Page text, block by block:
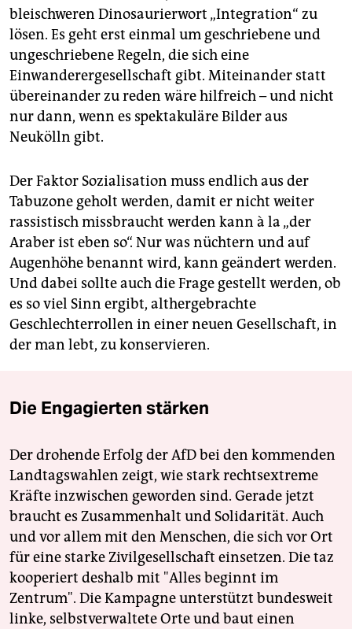
bleischweren Dinosaurierwort „Integration“ zu
lösen. Es geht erst einmal um geschriebene und
ungeschriebene Regeln, die sich eine
Einwanderergesellschaft gibt. Miteinander statt
übereinander zu reden wäre hilfreich – und nicht
nur dann, wenn es spektakuläre Bilder aus
Neukölln gibt.
Der Faktor Sozialisation muss endlich aus der
Tabuzone geholt werden, damit er nicht weiter
rassistisch missbraucht werden kann à la „der
Araber ist eben so“. Nur was nüchtern und auf
Augenhöhe benannt wird, kann geändert werden.
Und dabei sollte auch die Frage gestellt werden, ob
es so viel Sinn ergibt, althergebrachte
Geschlechterrollen in einer neuen Gesellschaft, in
der man lebt, zu konservieren.
Die Engagierten stärken
Der drohende Erfolg der AfD bei den kommenden
Landtagswahlen zeigt, wie stark rechtsextreme
Kräfte inzwischen geworden sind. Gerade jetzt
braucht es Zusammenhalt und Solidarität. Auch
und vor allem mit den Menschen, die sich vor Ort
für eine starke Zivilgesellschaft einsetzen. Die taz
kooperiert deshalb mit "Alles beginnt im
Zentrum". Die Kampagne unterstützt bundesweit
linke, selbstverwaltete Orte und baut einen